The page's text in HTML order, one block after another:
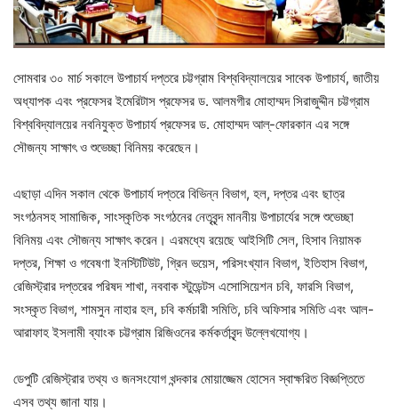
সোমবার ৩০ মার্চ সকালে উপাচার্য দপ্তরে চট্টগ্রাম বিশ্ববিদ্যালয়ের সাবেক উপাচার্য, জাতীয়
অধ্যাপক এবং প্রফেসর ইমেরিটাস প্রফেসর ড. আলমগীর মোহাম্মদ সিরাজুদ্দীন চট্টগ্রাম
বিশ্ববিদ্যালয়ের নবনিযুক্ত উপাচার্য প্রফেসর ড. মোহাম্মদ আল্-ফোরকান এর সঙ্গে
সৌজন্য সাক্ষাৎ ও শুভেচ্ছা বিনিময় করেছেন।
এছাড়া এদিন সকাল থেকে উপাচার্য দপ্তরে বিভিন্ন বিভাগ, হল, দপ্তর এবং ছাত্র
সংগঠনসহ সামাজিক, সাংস্কৃতিক সংগঠনের নেতৃবৃন্দ মাননীয় উপাচার্যের সঙ্গে শুভেচ্ছা
বিনিময় এবং সৌজন্য সাক্ষাৎ করেন। এরমধ্যে রয়েছে আইসিটি সেল, হিসাব নিয়ামক
দপ্তর, শিক্ষা ও গবেষণা ইনস্টিটিউট, গ্রিন ভয়েস, পরিসংখ্যান বিভাগ, ইতিহাস বিভাগ,
রেজিস্ট্রার দপ্তরের পরিষদ শাখা, নববাক স্টুডেন্টস এসোসিয়েশন চবি, ফারসি বিভাগ,
সংস্কৃত বিভাগ, শামসুন নাহার হল, চবি কর্মচারী সমিতি, চবি অফিসার সমিতি এবং আল-
আরাফাহ ইসলামী ব্যাংক চট্টগ্রাম রিজিওনের কর্মকর্তাবৃন্দ উল্লেখযোগ্য।
ডেপুটি রেজিস্ট্রার তথ্য ও জনসংযোগ খন্দকার মোয়াজ্জেম হোসেন স্বাক্ষরিত বিজ্ঞপ্তিতে
এসব তথ্য জানা যায়।